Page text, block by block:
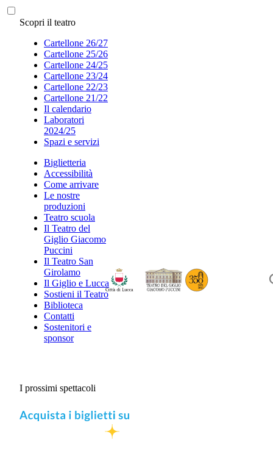
Scopri il teatro
Cartellone 26/27
Cartellone 25/26
Cartellone 24/25
Cartellone 23/24
Cartellone 22/23
Cartellone 21/22
Il calendario
Laboratori
2024/25
Spazi e servizi
Biglietteria
Accessibilità
Come arrivare
Le nostre
produzioni
Teatro scuola
Il Teatro del
Giglio Giacomo
Puccini
Il Teatro San
Girolamo
Il Giglio e Lucca
Sostieni il Teatro
Biblioteca
Contatti
Sostenitori e
sponsor
I prossimi spettacoli